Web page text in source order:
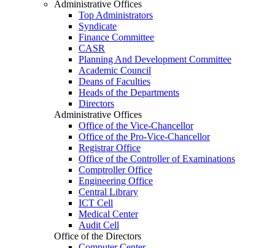
Administrative Offices
Top Administrators
Syndicate
Finance Committee
CASR
Planning And Development Committee
Academic Council
Deans of Faculties
Heads of the Departments
Directors
Administrative Offices
Office of the Vice-Chancellor
Office of the Pro-Vice-Chancellor
Registrar Office
Office of the Controller of Examinations
Comptroller Office
Engineering Office
Central Library
ICT Cell
Medical Center
Audit Cell
Office of the Directors